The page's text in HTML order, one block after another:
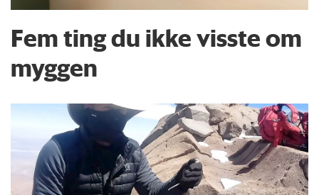
Fem ting du ikke visste om
myggen